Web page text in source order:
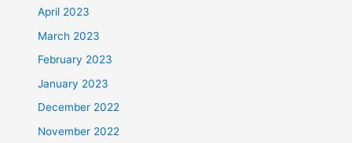
April 2023
March 2023
February 2023
January 2023
December 2022
November 2022